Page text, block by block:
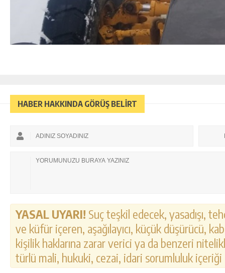
HABER HAKKINDA GÖRÜŞ BELİRT
YASAL UYARI! Suç teşkil edecek, yasadışı,
ve küfür içeren, aşağılayıcı, küçük düşürücü,
kişilik haklarına zarar verici ya da benzeri
türlü mali, hukuki, cezai, idari sorumluluk